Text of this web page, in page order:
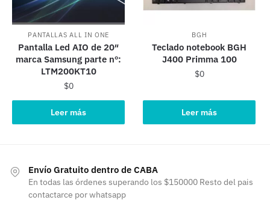
PANTALLAS ALL IN ONE
Pantalla Led AIO de 20″
marca Samsung parte nº:
LTM200KT10
$0
Leer más
BGH
Teclado notebook BGH
J400 Primma 100
$0
Leer más
Envío Gratuito dentro de CABA
En todas las órdenes superando los $150000 Resto del pais
contactarce por whatsapp